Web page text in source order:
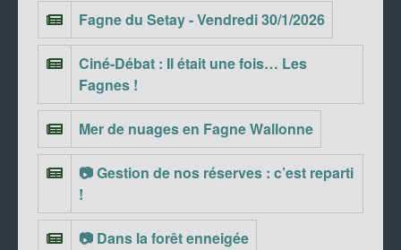
Fagne du Setay - Vendredi 30/1/2026
Ciné-Débat : Il était une fois… Les
Fagnes !
Mer de nuages en Fagne Wallonne
📷 Gestion de nos réserves : c’est reparti
!
📷 Dans la forêt enneigée